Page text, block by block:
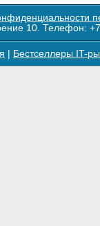
10. Телефон:
Бестселлеры IT-